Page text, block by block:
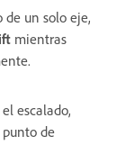
de un solo eje,
mientras
escalado,
de